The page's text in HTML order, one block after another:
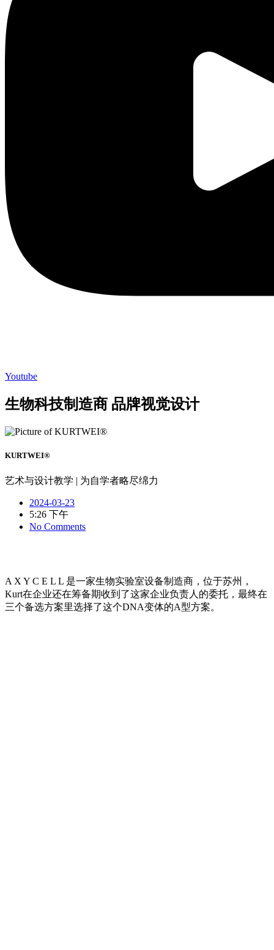
Youtube
生物科技制造商 品牌视觉设计
KURTWEI®
艺术与设计教学 | 为自学者略尽绵力
2024-03-23
5:26 下午
No Comments
A X Y C E L L 是一家生物实验室设备制造商，位于苏州，
Kurt在企业还在筹备期收到了这家企业负责人的委托，最终在
三个备选方案里选择了这个DNA变体的A型方案。